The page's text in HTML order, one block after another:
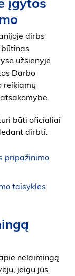
dirbs
užsienyje
Darbo
reikiamų
būti oficialiai
dirbti.
pripažinimo
taisykles
nelaimingą
jeigu jūs